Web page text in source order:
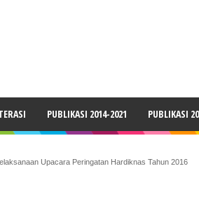
PUBLIKASI 2014-2021 PUBLIKASI
Upacara Peringatan Hardiknas Tahun 2016